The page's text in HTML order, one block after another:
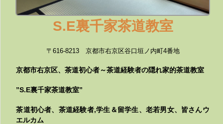
S.E裏千家茶道教室
〒616-8213 京都市右京区谷口垣ノ内町4番地
京都市右京区、茶道初心者～茶道経験者の隠れ家的茶道教室
”S.E裏千家茶道教室”
茶道初心者、茶道経験者,学生＆留学生、老若男女、皆さんウ
エルカム